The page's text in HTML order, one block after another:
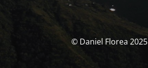
© Daniel Florea 2025